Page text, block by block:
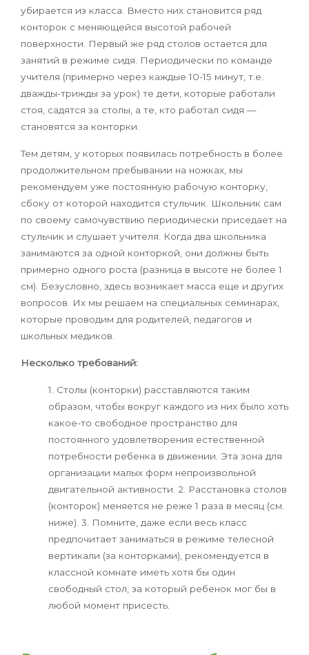
убирается из класса. Вместо них становится ряд
конторок с меняющейся высотой рабочей
поверхности. Первый же ряд столов остается для
занятий в режиме сидя. Периодически по команде
учителя (примерно через каждые 10-15 минут, т.е.
дважды-трижды за урок) те дети, которые работали
стоя, садятся за столы, а те, кто работал сидя —
становятся за конторки.
Тем детям, у которых появилась потребность в более
продолжительном пребывании на ножках, мы
рекомендуем уже постоянную рабочую конторку,
сбоку от которой находится стульчик. Школьник сам
по своему самочувствию периодически приседает на
стульчик и слушает учителя. Когда два школьника
занимаются за одной конторкой, они должны быть
примерно одного роста (разница в высоте не более 1
см). Безусловно, здесь возникает масса еще и других
вопросов. Их мы решаем на специальных семинарах,
которые проводим для родителей, педагогов и
школьных медиков.
Несколько требований:
1. Столы (конторки) расставляются таким
образом, чтобы вокруг каждого из них было хоть
какое-то свободное пространство для
постоянного удовлетворения естественной
потребности ребенка в движении. Эта зона для
организации малых форм непроизвольной
двигательной активности. 2. Расстановка столов
(конторок) меняется не реже 1 раза в месяц (см.
ниже). 3. Помните, даже если весь класс
предпочитает заниматься в режиме телесной
вертикали (за конторками), рекомендуется в
классной комнате иметь хотя бы один
свободный стол, за который ребенок мог бы в
любой момент присесть.